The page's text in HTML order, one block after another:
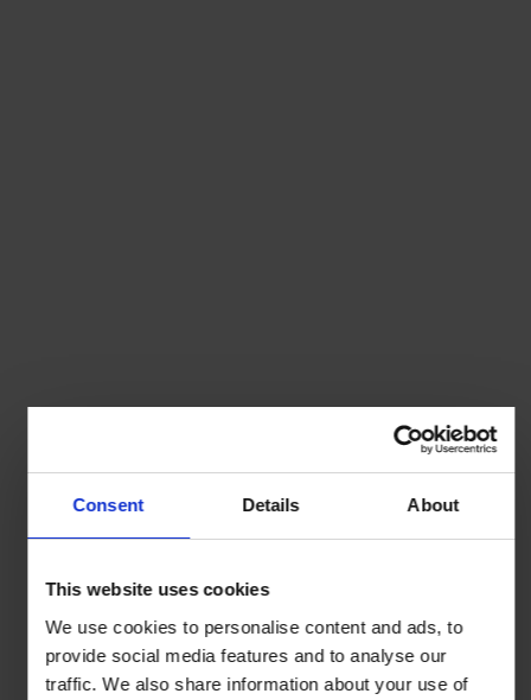
Consent Details About
This website uses cookies
We use cookies to personalise content and ads, to
provide social media features and to analyse our
traffic. We also share information about your use of